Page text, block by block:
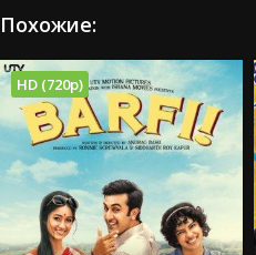
Похожие:
HD (720p)